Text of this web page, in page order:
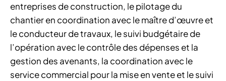
entreprises de construction, le pilotage du
chantier en coordination avec le maître d’œuvre et
le conducteur de travaux, le suivi budgétaire de
l’opération avec le contrôle des dépenses et la
gestion des avenants, la coordination avec le
service commercial pour la mise en vente et le suivi